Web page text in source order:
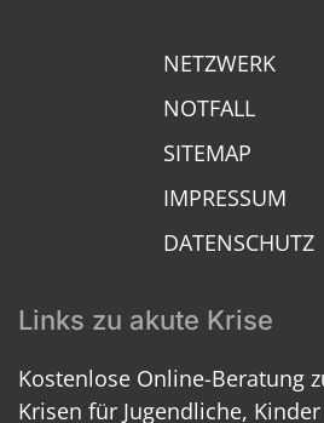
NETZWERK
NOTFALL
SITEMAP
IMPRESSUM
DATENSCHUTZ
Links zu akute Krise
Kostenlose Online-Beratung
Krisen für Jugendliche,